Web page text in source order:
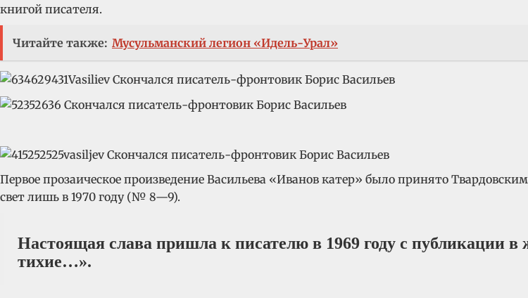
книгой писателя.
Читайте также: Мусульманский легион «Идель-Урал»
Первое прозаическое произведение Васильева «Иванов катер» было принято
свет лишь в 1970 году (№ 8—9).
Настоящая слава пришла к писателю в 1969 году с публикации
тихие…».